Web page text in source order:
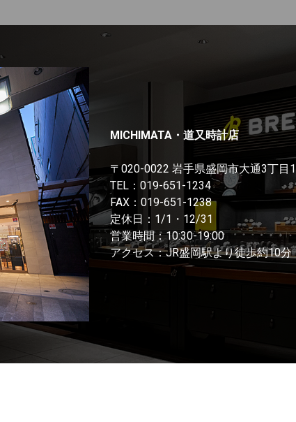
MICHIMATA・道又時計店
〒020-0022 岩手県盛岡市大通3丁目
TEL： 019-651-1234
FAX：019-651-1238
定休日：1/1・12/31
営業時間：10:30-19:00
アクセス：JR盛岡駅より徒歩約10分